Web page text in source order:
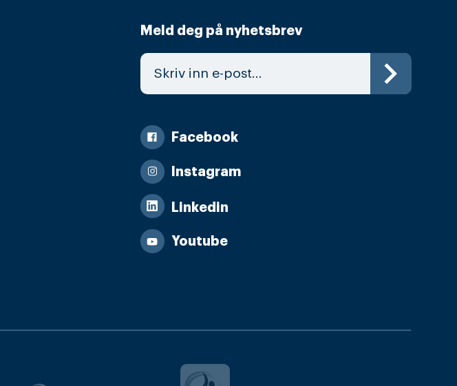
Meld deg på nyhetsbrev
Facebook
Instagram
Linkedin
Youtube